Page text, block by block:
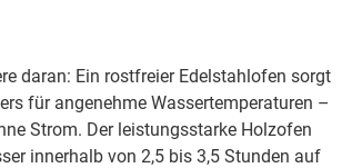
daran: Ein rostfreier Edelstahlofen sorgt
für angenehme Wassertemperaturen –
Strom. Der leistungsstarke Holzofen
innerhalb von 2,5 bis 3,5 Stunden auf